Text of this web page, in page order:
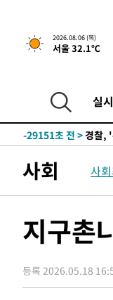
2026.08.06 (목)
서울 32.1℃
실
1시간 전 >내일까지
-32237초 전 >'월드
-30466초 전 >
축구
-29151초 전 >
-14747초 전 >[속보]
-12925초 전 >
[속
-12331초 전 >[속보]
-11686초 전 >[속보
-11175초 전 >'월드
-11015초 전 >서울
사회 사
지구촌
등록 2026.05.18